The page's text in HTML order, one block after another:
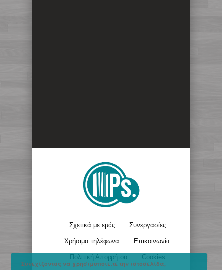
Σχετικά με εμάς Συνεργασίες
Χρήσιμα τηλέφωνα Επικοινωνία
Πολιτική Απορρήτου
Cookies
Συνεχίζοντας να χρησιμοποιείτε την ιστοσελίδα,